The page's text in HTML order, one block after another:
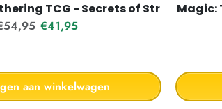
TCG - Secrets of Strixhaven
prijs
Verkoopprijs
€41,95
aan winkelwagen
Magic: